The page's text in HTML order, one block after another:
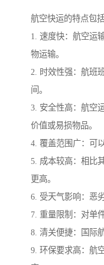
航空快运的特点包括
1. 速度快：航空运
物运输。
2. 时效性强：航班
间。
3. 安全性高：航空
价值或易损物品。
4. 覆盖范围广：可
5. 成本较高：相比
更高。
6. 受天气影响：恶
7. 重量限制：对单
8. 清关便捷：国际
9. 环保要求高：航